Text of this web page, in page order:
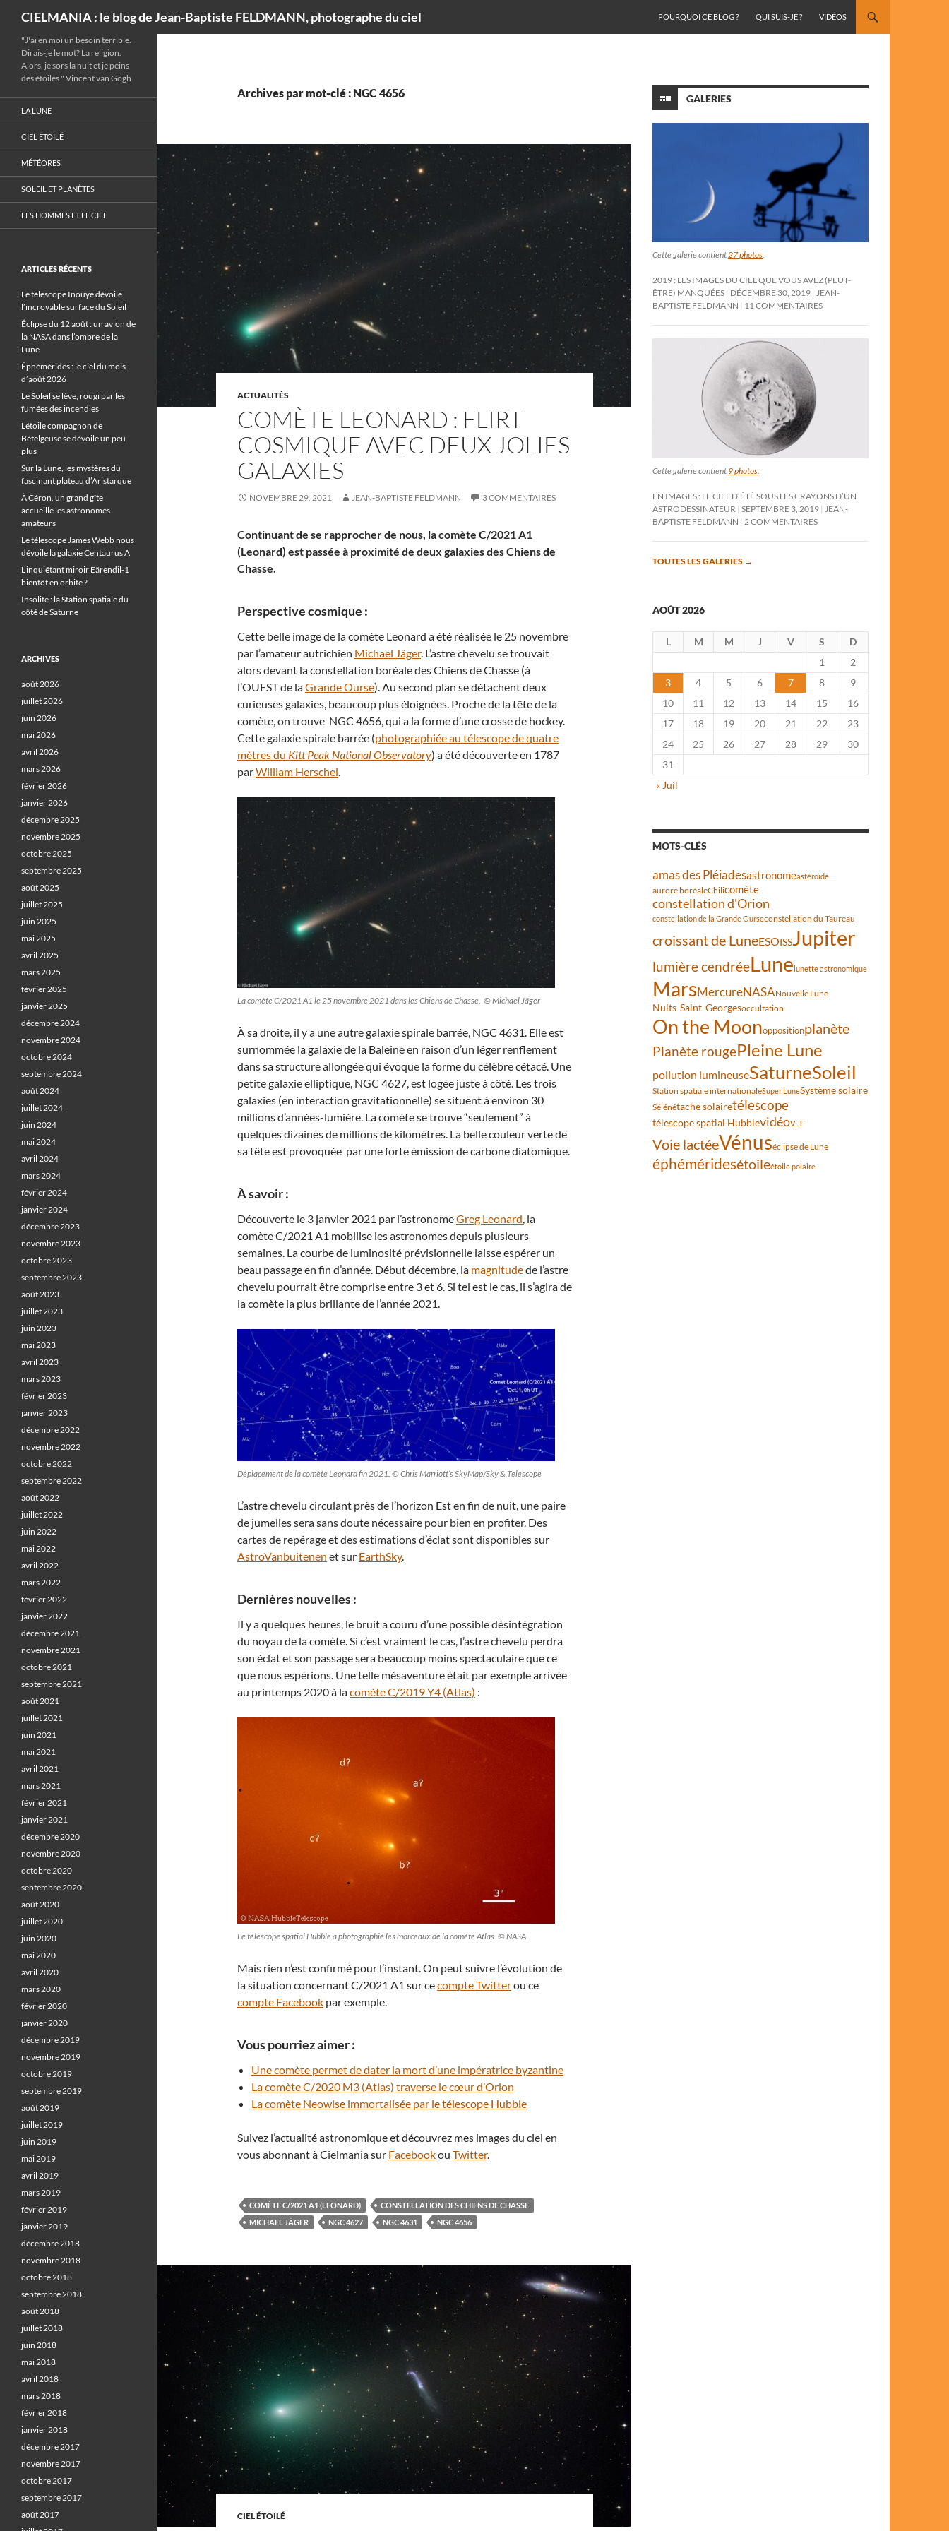
CIELMANIA : le blog de Jean-Baptiste FELDMANN, photographe du ciel
POURQUOI CE BLOG ?
QUI SUIS-JE ? VIDÉOS
Archives par mot-clé : NGC 4656
ACTUALITÉS
COMÈTE LEONARD : FLIRT
COSMIQUE AVEC DEUX JOLIES
GALAXIES
NOVEMBRE 29, 2021 JEAN-BAPTISTE FELDMANN 3 COMMENTAIRES
Continuant de se rapprocher de nous, la comète C/2021 A1
(Leonard) est passée à proximité de deux galaxies des Chiens de
Chasse.
Perspective cosmique :
Cette belle image de la comète Leonard a été réalisée le 25 novembre
par l’amateur autrichien Michael Jäger. L’astre chevelu se trouvait
alors devant la constellation boréale des Chiens de Chasse (à
l’OUEST de laGrande Ourse). Au second plan se détachent deux
curieuses galaxies, beaucoup plus éloignées. Proche de la tête de la
comète, on trouve NGC 4656, qui a la forme d’une crosse de hockey.
Cette galaxie spirale barrée (photographiée au télescope de quatre
mètres du Kitt Peak National Observatory) a été découverte en 1787
parWilliam Herschel.
La comète C/2021 A1 le 25 novembre 2021 dans les Chiens de Chasse. © Michael Jäger
À sa droite, il y a une autre galaxie spirale barrée, NGC 4631. Elle est
surnommée la galaxie de la Baleine en raison d’un léger renflement
dans sa structure allongée qui évoque la forme du célèbre cétacé. Une
petite galaxie elliptique, NGC 4627, est logée juste à côté. Les trois
galaxies (en interaction gravitationnelle) se situent à environ 30
millions d’années-lumière. La comète se trouve “seulement” à
quelques dizaines de millions de kilomètres. La belle couleur verte de
sa tête est provoquée par une forte émission de carbone diatomique.
À savoir :
Découverte le 3 janvier 2021 par l’astronomeGreg Leonard, la
comète C/2021 A1 mobilise les astronomes depuis plusieurs
semaines. La courbe de luminosité prévisionnelle laisse espérer un
beau passage en fin d’année. Début décembre, la magnitudede l’astre
chevelu pourrait être comprise entre 3 et 6. Si tel est le cas, il s’agira de
la comète la plus brillante de l’année 2021.
Déplacement de la comète Leonard fin 2021. © Chris Marriott’s SkyMap/Sky & Telescope
L’astre chevelu circulant près de l’horizon Est en fin de nuit, une paire
de jumelles sera sans doute nécessaire pour bien en profiter. Des
cartes de repérage et des estimations d’éclat sont disponibles sur
AstroVanbuitenen et sur EarthSky.
Dernières nouvelles :
Il y a quelques heures, le bruit a couru d’une possible désintégration
du noyau de la comète. Si c’est vraiment le cas, l’astre chevelu perdra
son éclat et son passage sera beaucoup moins spectaculaire que ce
que nous espérions. Une telle mésaventure était par exemple arrivée
au printemps 2020 à lacomète C/2019 Y4 (Atlas) :
Le télescope spatial Hubble a photographié les morceaux de la comète Atlas. © NASA
Mais rien n’est confirmé pour l’instant. On peut suivre l’évolution de
la situation concernant C/2021 A1 sur cecompte Twitterou ce
compte Facebook par exemple.
Vous pourriez aimer :
Une comète permet de dater la mort d’une impératrice byzantine
La comète C/2020 M3 (Atlas) traverse le cœur d’Orion
La comète Neowise immortalisée par le télescope Hubble
Suivez l’actualité astronomique et découvrez mes images du ciel en
vous abonnant à Cielmania sur Facebookou Twitter.
COMÈTE C/2021 A1 (LEONARD)
CONSTELLATION DES CHIENS DE CHASSE
MICHAEL JÄGER
NGC 4627 NGC 4631 NGC 4656
CIEL ÉTOILÉ
GALERIES
Cette galerie contient27 photos.
2019 : LES IMAGES DU CIEL QUE VOUS AVEZ (PEUT-
ÊTRE) MANQUÉES DÉCEMBRE 30, 2019 JEAN-
BAPTISTE FELDMANN
11 COMMENTAIRES
Cette galerie contient 9 photos
EN IMAGES : LE CIEL D’ÉTÉ SOUS LES CRAYONS D’UN
ASTRODESSINATEUR SEPTEMBRE 3, 2019
JEAN-
BAPTISTE FELDMANN
2 COMMENTAIRES
TOUTES LES GALERIES →
AOÛT 2026
L M M J V S
D
1
2
3
4 5 6 7 8
9
10
11 12 13 14 15
16
17
18 19 20 21 22
23
24
25 26 27 28 29
30
31
« Juil
MOTS-CLÉS
amas des Pléiadesastronomeastéroïde
aurore boréaleChilicomète
constellation d'Orion
constellation de la Grande Ourseconstellation du Taureau
croissant de LuneESOISSJupiter
lumière cendréeLunelunette astronomique
MarsMercureNASANouvelle Lune
Nuits-Saint-Georgesoccultation
On the Moonoppositionplanète
Planète rougePleine Lune
pollution lumineuseSaturneSoleil
Station spatiale internationaleSuper LuneSystème solaire
Sélénétache solairetélescope
télescope spatial HubblevidéoVLT
Voie lactéeVénuséclipse de Lune
éphéméridesétoileétoile polaire
"J'ai en moi un besoin terrible.
Dirais-je le mot? La religion.
Alors, je sors la nuit et je peins
des étoiles." Vincent van Gogh
LA LUNE
CIEL ÉTOILÉ
MÉTÉORES
SOLEIL ET PLANÈTES
LES HOMMES ET LE CIEL
ARTICLES RÉCENTS
Le télescope Inouye dévoile
l’incroyable surface du Soleil
Éclipse du 12 août : un avion de
la NASA dans l’ombre de la
Lune
Éphémérides : le ciel du mois
d’août 2026
Le Soleil se lève, rougi par les
fumées des incendies
L’étoile compagnon de
Bételgeuse se dévoile un peu
plus
Sur la Lune, les mystères du
fascinant plateau d’Aristarque
À Céron, un grand gîte
accueille les astronomes
amateurs
Le télescope James Webb nous
dévoile la galaxie Centaurus A
L’inquiétant miroir Eärendil-1
bientôt en orbite ?
Insolite : la Station spatiale du
côté de Saturne
ARCHIVES
août 2026
juillet 2026
juin 2026
mai 2026
avril 2026
mars 2026
février 2026
janvier 2026
décembre 2025
novembre 2025
octobre 2025
septembre 2025
août 2025
juillet 2025
juin 2025
mai 2025
avril 2025
mars 2025
février 2025
janvier 2025
décembre 2024
novembre 2024
octobre 2024
septembre 2024
août 2024
juillet 2024
juin 2024
mai 2024
avril 2024
mars 2024
février 2024
janvier 2024
décembre 2023
novembre 2023
octobre 2023
septembre 2023
août 2023
juillet 2023
juin 2023
mai 2023
avril 2023
mars 2023
février 2023
janvier 2023
décembre 2022
novembre 2022
octobre 2022
septembre 2022
août 2022
juillet 2022
juin 2022
mai 2022
avril 2022
mars 2022
février 2022
janvier 2022
décembre 2021
novembre 2021
octobre 2021
septembre 2021
août 2021
juillet 2021
juin 2021
mai 2021
avril 2021
mars 2021
février 2021
janvier 2021
décembre 2020
novembre 2020
octobre 2020
septembre 2020
août 2020
juillet 2020
juin 2020
mai 2020
avril 2020
mars 2020
février 2020
janvier 2020
décembre 2019
novembre 2019
octobre 2019
septembre 2019
août 2019
juillet 2019
juin 2019
mai 2019
avril 2019
mars 2019
février 2019
janvier 2019
décembre 2018
novembre 2018
octobre 2018
septembre 2018
août 2018
juillet 2018
juin 2018
mai 2018
avril 2018
mars 2018
février 2018
janvier 2018
décembre 2017
novembre 2017
octobre 2017
septembre 2017
août 2017